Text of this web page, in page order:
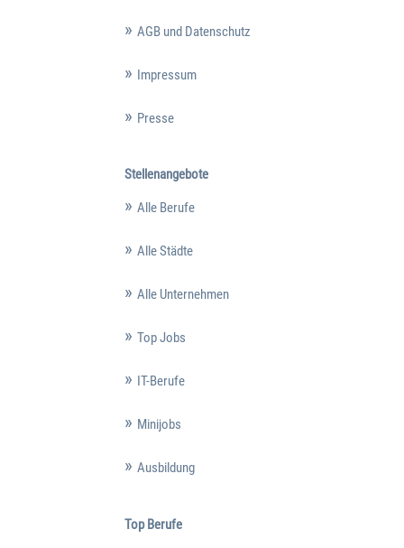
AGB und Datenschutz
Impressum
Presse
Stellenangebote
Alle Berufe
Alle Städte
Alle Unternehmen
Top Jobs
IT-Berufe
Minijobs
Ausbildung
Top Berufe